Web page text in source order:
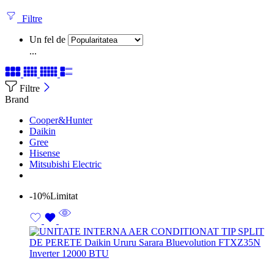
Filtre
Un fel de
...
Filtre
Brand
Cooper&Hunter
Daikin
Gree
Hisense
Mitsubishi Electric
-10%Limitat